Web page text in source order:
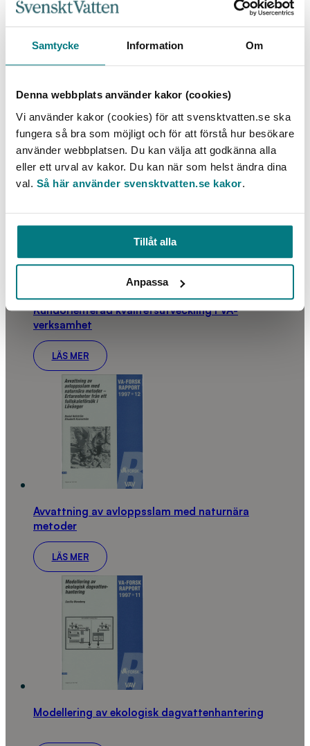
Samtycke Information Om
Denna webbplats använder kakor (cookies)
Vi använder kakor (cookies) för att svensktvatten.se ska
fungera så bra som möjligt och för att förstå hur besökare
använder webbplatsen. Du kan välja att godkänna alla
eller ett urval av kakor. Du kan när som helst ändra dina
val. Så här använder svensktvatten.se kakor.
Tillåt alla
Anpassa
LÄS MER
Kundorienterad kvalitetsutveckling i VA-
verksamhet
LÄS MER
Avvattning av avloppsslam med naturnära
metoder
LÄS MER
Modellering av ekologisk dagvattenhantering